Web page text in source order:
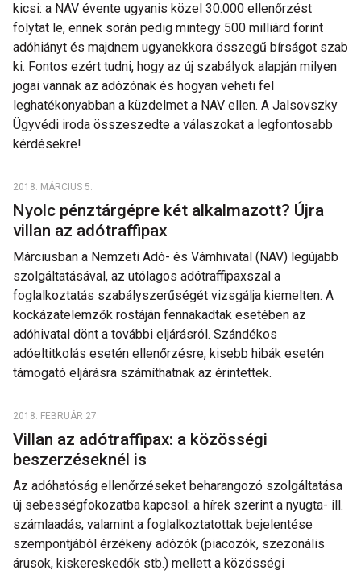
kicsi: a NAV évente ugyanis közel 30.000 ellenőrzést
folytat le, ennek során pedig mintegy 500 milliárd forint
adóhiányt és majdnem ugyanekkora összegű bírságot szab
ki. Fontos ezért tudni, hogy az új szabályok alapján milyen
jogai vannak az adózónak és hogyan veheti fel
leghatékonyabban a küzdelmet a NAV ellen. A Jalsovszky
Ügyvédi iroda összeszedte a válaszokat a legfontosabb
kérdésekre!
2018. MÁRCIUS 5.
Nyolc pénztárgépre két alkalmazott? Újra
villan az adótraffipax
Márciusban a Nemzeti Adó- és Vámhivatal (NAV) legújabb
szolgáltatásával, az utólagos adótraffipaxszal a
foglalkoztatás szabályszerűségét vizsgálja kiemelten. A
kockázatelemzők rostáján fennakadtak esetében az
adóhivatal dönt a további eljárásról. Szándékos
adóeltitkolás esetén ellenőrzésre, kisebb hibák esetén
támogató eljárásra számíthatnak az érintettek.
2018. FEBRUÁR 27.
Villan az adótraffipax: a közösségi
beszerzéseknél is
Az adóhatóság ellenőrzéseket beharangozó szolgáltatása
új sebességfokozatba kapcsol: a hírek szerint a nyugta- ill.
számlaadás, valamint a foglalkoztatottak bejelentése
szempontjából érzékeny adózók (piacozók, szezonális
árusok, kiskereskedők stb.) mellett a közösségi